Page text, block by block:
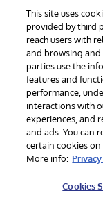
© 1996-2026Y
Reserved.
お知らせ／ご利用規
保証について
ア
This site uses
provided by third
reach users with
and browsing
parties use the
features and
performance,
interactions with
experiences, and
and ads. You can
certain cookies
More info:
Cookies